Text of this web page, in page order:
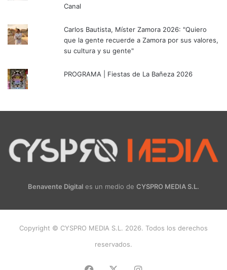
Canal
Carlos Bautista, Míster Zamora 2026: "Quiero
que la gente recuerde a Zamora por sus valores,
su cultura y su gente"
PROGRAMA | Fiestas de La Bañeza 2026
Benavente Digital es un medio de CYSPRO MEDIA S.L.
Copyright © CYSPRO MEDIA S.L. 2026. Todos los derechos
reservados.